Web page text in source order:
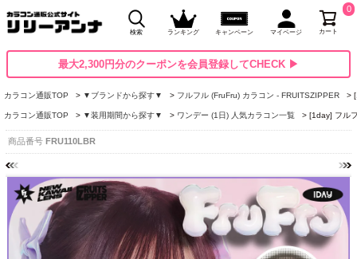
検索 ランキング キャンペーン マイページ カート
0
最大2,300円分のクーポンを会員登録してCHECK ▶
カラコン通販TOP ▼ブランドから探す▼ フルフル (FruFru) カラコン - FRUITSZIPPER
カラコン通販TOP ▼装用期間から探す▼ ワンデー (1日) 人気カラコン一覧 [1day] フル
商品番号 FRU110LBR